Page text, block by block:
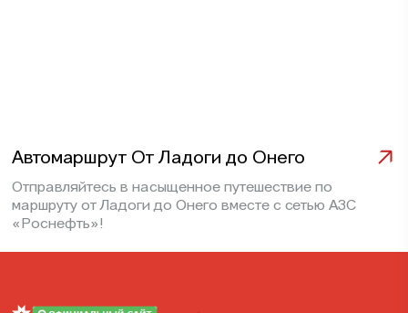
Автомаршрут От Ладоги до Онего
Отправляйтесь в насыщенное путешествие по
маршруту от Ладоги до Онего вместе с сетью АЗС
«Роснефть»!